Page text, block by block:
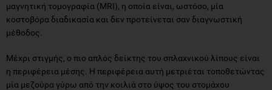
μαγνητική τομογραφία (MRI), η οποία είναι, ωστόσο, μία
κοστοβόρα διαδικασία και δεν προτείνεται σαν διαγνωστική
μέθοδος.
Μέχρι στιγμής, ο πιο απλός δείκτης του σπλαχνικού λίπους είναι
η περιφέρεια μέσης. Η περιφέρεια αυτή μετριέται τοποθετώντας
μία μεζούρα γύρω από την κοιλιά στο ύψος του στομάχου